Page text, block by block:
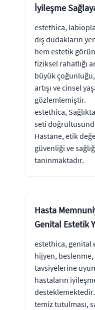
İyileşme
estethica,
dış dudakların
hem estetik
fiziksel rahatlığı
büyük
artışı ve cinsel
gözlemlemiştir.
estethica,
seti
Hastane, etik
güvenliği ve
tanınmaktadır.
Hasta
Genital Estetik
estethica, genital
hijyen,
tavsiyelerine
hastaların
temiz tutulması,